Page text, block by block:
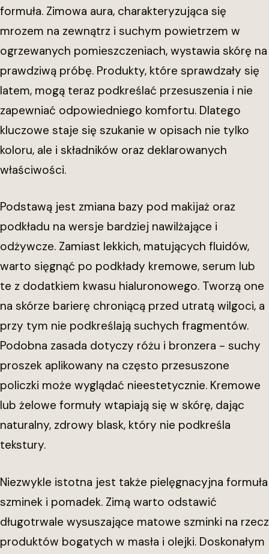
formuła. Zimowa aura, charakteryzująca się
mrozem na zewnątrz i suchym powietrzem w
ogrzewanych pomieszczeniach, wystawia skórę na
prawdziwą próbę. Produkty, które sprawdzały się
latem, mogą teraz podkreślać przesuszenia i nie
zapewniać odpowiedniego komfortu. Dlatego
kluczowe staje się szukanie w opisach nie tylko
koloru, ale i składników oraz deklarowanych
właściwości.
Podstawą jest zmiana bazy pod makijaż oraz
podkładu na wersje bardziej nawilżające i
odżywcze. Zamiast lekkich, matujących fluidów,
warto sięgnąć po podkłady kremowe, serum lub
te z dodatkiem kwasu hialuronowego. Tworzą one
na skórze barierę chroniącą przed utratą wilgoci, a
przy tym nie podkreślają suchych fragmentów.
Podobna zasada dotyczy różu i bronzera - suchy
proszek aplikowany na często przesuszone
policzki może wyglądać nieestetycznie. Kremowe
lub żelowe formuły wtapiają się w skórę, dając
naturalny, zdrowy blask, który nie podkreśla
tekstury.
Niezwykle istotna jest także pielęgnacyjna formuła
szminek i pomadek. Zimą warto odstawić
długotrwale wysuszające matowe szminki na rzecz
produktów bogatych w masła i olejki. Doskonałym